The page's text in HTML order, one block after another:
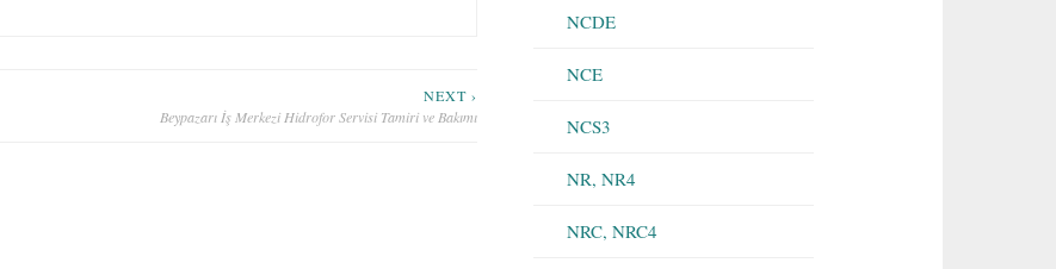
NEXT ›
Beypazarı İş Merkezi Hidrofor Servisi Tamiri ve Bakımı
NCDE
NCE
NCS3
NR, NR4
NRC, NRC4